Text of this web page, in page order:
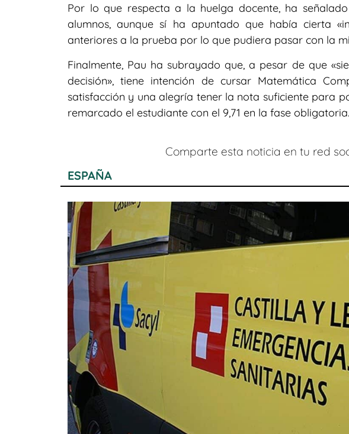
Por lo que respecta a la huelga docente, ha
alumnos, aunque sí ha apuntado que había cierta
anteriores a la prueba por lo que pudiera pasar con la
Finalmente, Pau ha subrayado que, a pesar de que
decisión», tiene intención de cursar Matemática
satisfacción y una alegría tener la nota suficiente para
remarcado el estudiante con el 9,71 en la fase obligatoria.
Comparte esta noticia en tu red
ESPAÑA